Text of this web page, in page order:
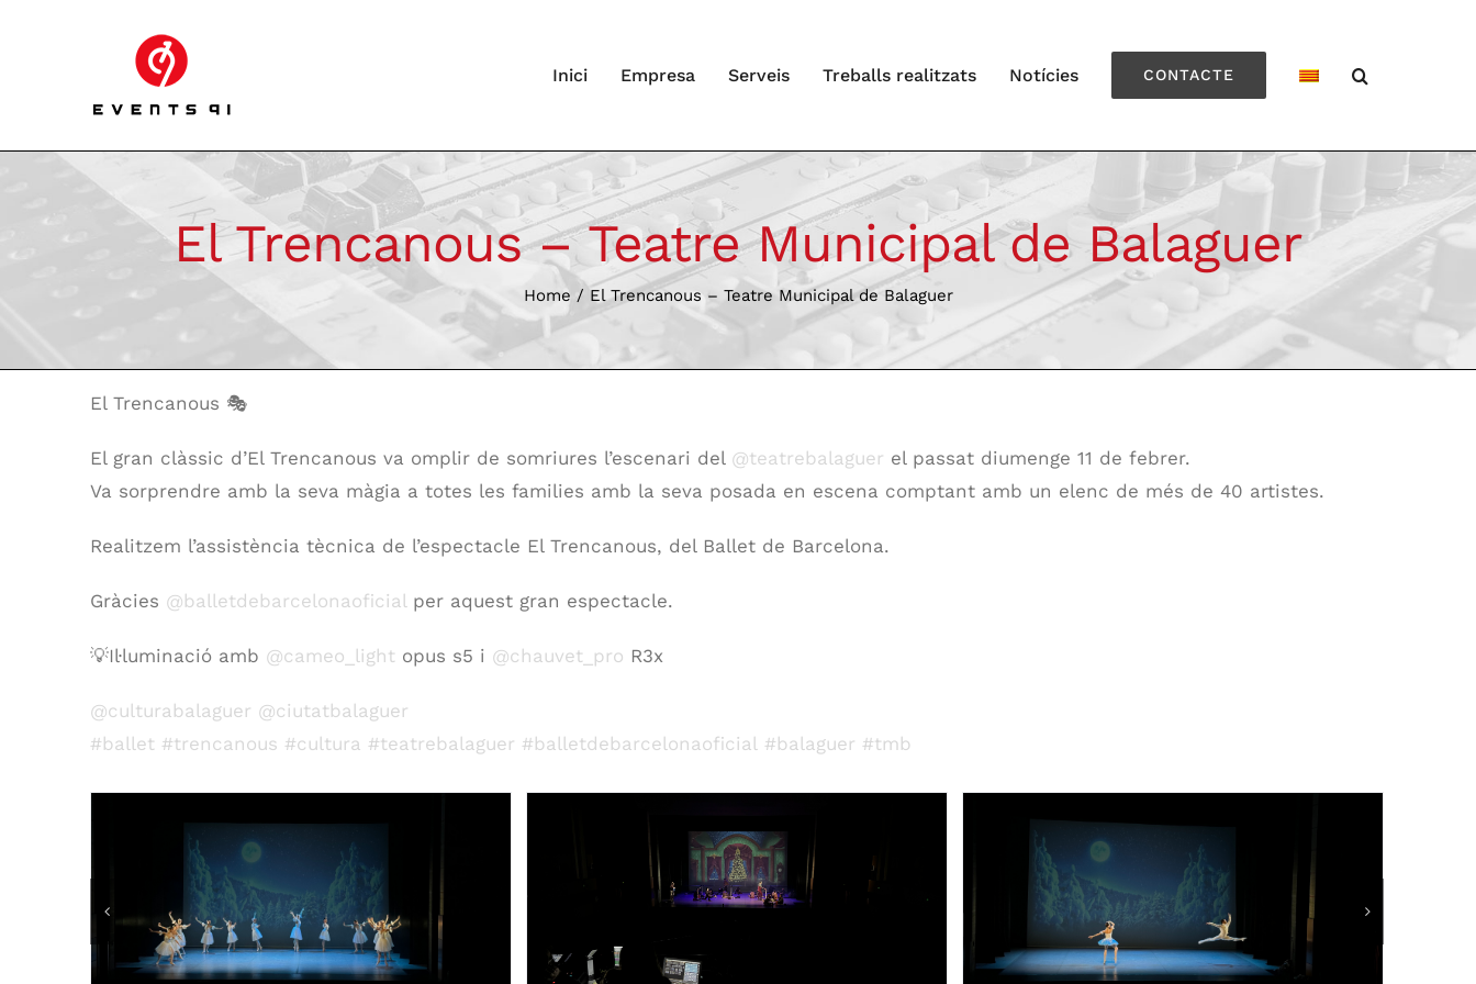
Inici Empresa Serveis Treballs realitzats Notícies CONTACTE
El Trencanous – Teatre Municipal de Balaguer
Home / El Trencanous – Teatre Municipal de Balaguer
El Trencanous 🎭
El gran clàssic d’El Trencanous va omplir de somriures l’escenari del @teatrebalaguer el passat diumenge 11 de febrer.
Va sorprendre amb la seva màgia a totes les families amb la seva posada en escena comptant amb un elenc de més de 40 artistes.
Realitzem l’assistència tècnica de l’espectacle El Trencanous, del Ballet de Barcelona.
Gràcies @balletdebarcelonaoficialper aquest gran espectacle.
💡Il·luminació amb @cameo_light opus s5 i @chauvet_pro R3x
@culturabalaguer @ciutatbalaguer
#ballet #trencanous #cultura #teatrebalaguer #balletdebarcelonaoficial #balaguer #tmb